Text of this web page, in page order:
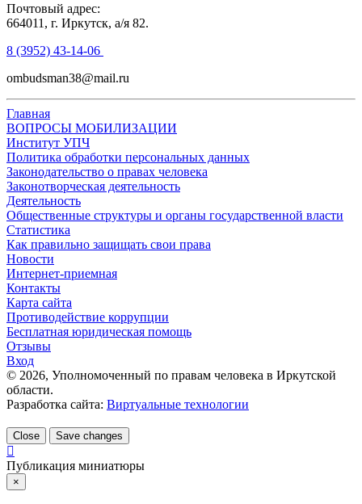
Почтовый адрес:
664011, г. Иркутск, а/я 82.
8 (3952) 43-14-06
ombudsman38@mail.ru
Главная
ВОПРОСЫ МОБИЛИЗАЦИИ
Институт УПЧ
Политика обработки персональных данных
Законодательство о правах человека
Законотворческая деятельность
Деятельность
Общественные структуры и органы государственной власти
Статистика
Как правильно защищать свои права
Новости
Интернет-приемная
Контакты
Карта сайта
Противодействие коррупции
Бесплатная юридическая помощь
Отзывы
Вход
© 2026, Уполномоченный по правам человека в Иркутской
области.
Разработка сайта: Виртуальные технологии
Close Save changes
Публикация миниатюры
×